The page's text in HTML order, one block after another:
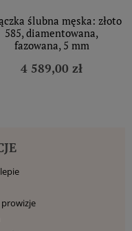
ślubna męska: złoto
585, diamentowana,
fazowana, 5 mm
4 589,00 zł
prowizje